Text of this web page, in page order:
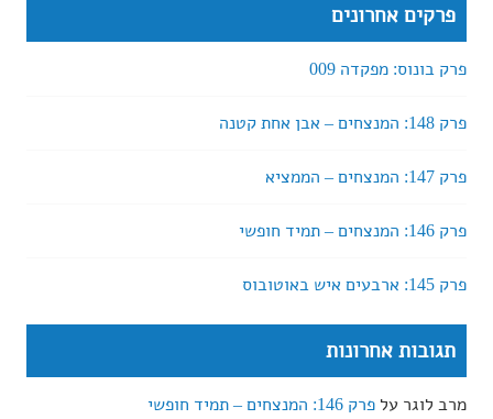
פרקים אחרונים
פרק בונוס: מפקדה 009
פרק 148: המנצחים – אבן אחת קטנה
פרק 147: המנצחים – הממציא
פרק 146: המנצחים – תמיד חופשי
פרק 145: ארבעים איש באוטובוס
תגובות אחרונות
מרב לוגר על פרק 146: המנצחים – תמיד חופשי